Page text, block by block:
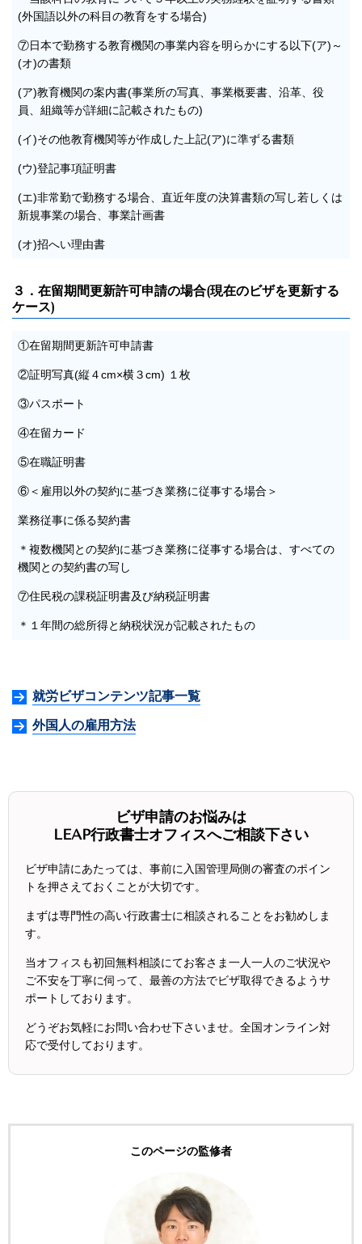
(外国語以外の科目の教育をする場合)
⑦日本で勤務する教育機関の事業内容を明らかにする以下(ア)～
(オ)の書類
(ア)教育機関の案内書(事業所の写真、事業概要書、沿革、役
員、組織等が詳細に記載されたもの)
(イ)その他教育機関等が作成した上記(ア)に準ずる書類
(ウ)登記事項証明書
(エ)非常勤で勤務する場合、直近年度の決算書類の写し若しくは
新規事業の場合、事業計画書
(オ)招へい理由書
３．在留期間更新許可申請の場合(現在のビザを更新する
ケース)
①在留期間更新許可申請書
②証明写真(縦４cm×横３cm) １枚
③パスポート
④在留カード
⑤在職証明書
⑥＜雇用以外の契約に基づき業務に従事する場合＞
業務従事に係る契約書
＊複数機関との契約に基づき業務に従事する場合は、すべての
機関との契約書の写し
⑦住民税の課税証明書及び納税証明書
＊１年間の総所得と納税状況が記載されたもの
就労ビザコンテンツ記事一覧
外国人の雇用方法
ビザ申請のお悩みは
LEAP行政書士オフィスへご相談下さい
ビザ申請にあたっては、事前に入国管理局側の審査のポイン
トを押さえておくことが大切です。
まずは専門性の高い行政書士に相談されることをお勧めしま
す。
当オフィスも初回無料相談にてお客さま一人一人のご状況や
ご不安を丁寧に伺って、最善の方法でビザ取得できるようサ
ポートしております。
どうぞお気軽にお問い合わせ下さいませ。全国オンライン対
応で受付しております。
このページの監修者